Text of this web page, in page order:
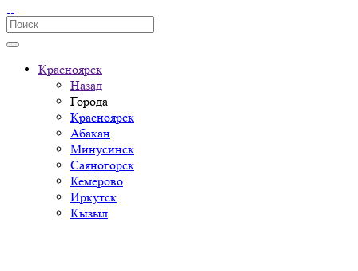
Красноярск
Назад
Города
Красноярск
Абакан
Минусинск
Саяногорск
Кемерово
Иркутск
Кызыл